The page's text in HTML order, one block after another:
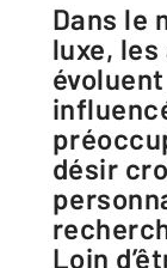
Dans le monde de l'immobilier de
luxe,
désir
Loin